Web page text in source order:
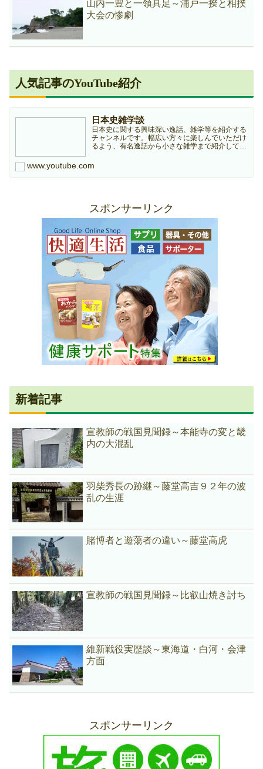
山内一豊と一領具足～浦戸一揆と相撲
大会の惨劇
人気記事のYouTube紹介
日本史雑学談
日本史に関する興味深い逸話、雑学等を紹介する
チャンネルです。幅広い方々に楽しんでいただけ
るよう、有名逸話から小さな雑学まで紹介してい
ンネルは個人ブログ『日本史雑学庵』の記事を元
に作成していますので...
www.youtube.com
スポンサーリンク
新着記事
宣教師の戦国見聞録～本能寺の変と畿
内の大混乱
羽柴秀長の跡継～藤堂高吉９２年の波
乱の生涯
賭博者と遊蕩者の違い～藤堂高虎
宣教師の戦国見聞録～比叡山焼き討ち
維新戦役実歴談～東海道・白河・会津
方面
スポンサーリンク